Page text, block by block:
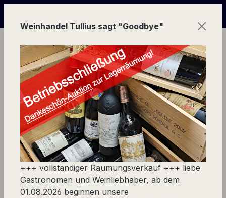
Europa Geschmacksfrage Betonei/Amphore
Betonei/Amphore
Weinhandel Tullius sagt "Goodbye"
+++ vollständiger Räumungsverkauf +++ liebe
Gastronomen und Weinliebhaber, ab dem
01.08.2026 beginnen unsere